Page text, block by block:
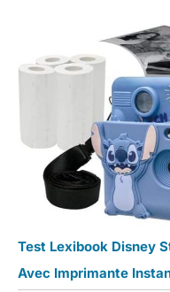
Test Lexibook Disney
Avec Imprimante